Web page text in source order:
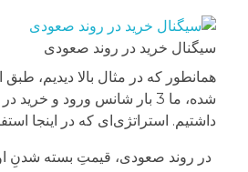
سیگنال خرید در روند صعودی
همانطور که در مثال بالا دیدیم،
داشتیم. استراتژی‌ای که در اینجا
در روند صعودی، قیمتِ بسته شدنِ